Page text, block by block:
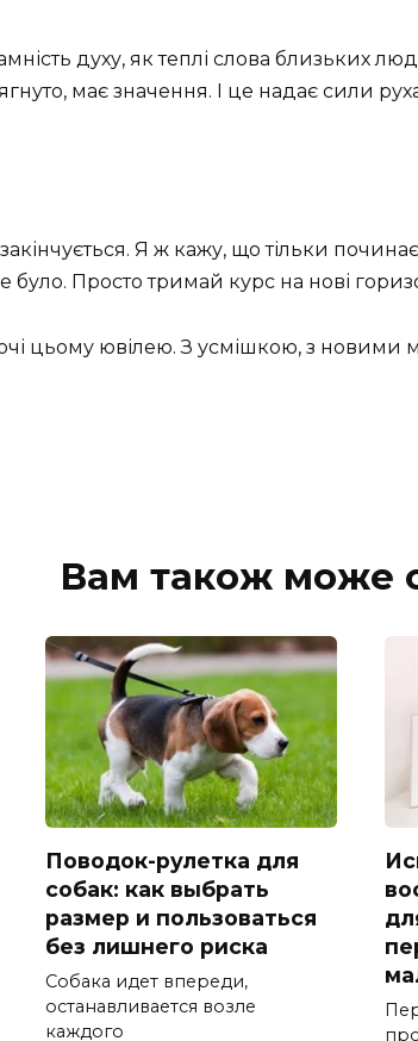
духу, як теплі слова близьких
має значення. І це надає сили
Я ж кажу, що тільки
було. Просто тримай курс на нові
цьому ювілею. З усмішкою, з новими
Вам також може
Поводок-рулетка для
собак: как выбрать
размер и пользоваться
без лишнего риска
Собака идет впереди,
останавливается возле
каждого